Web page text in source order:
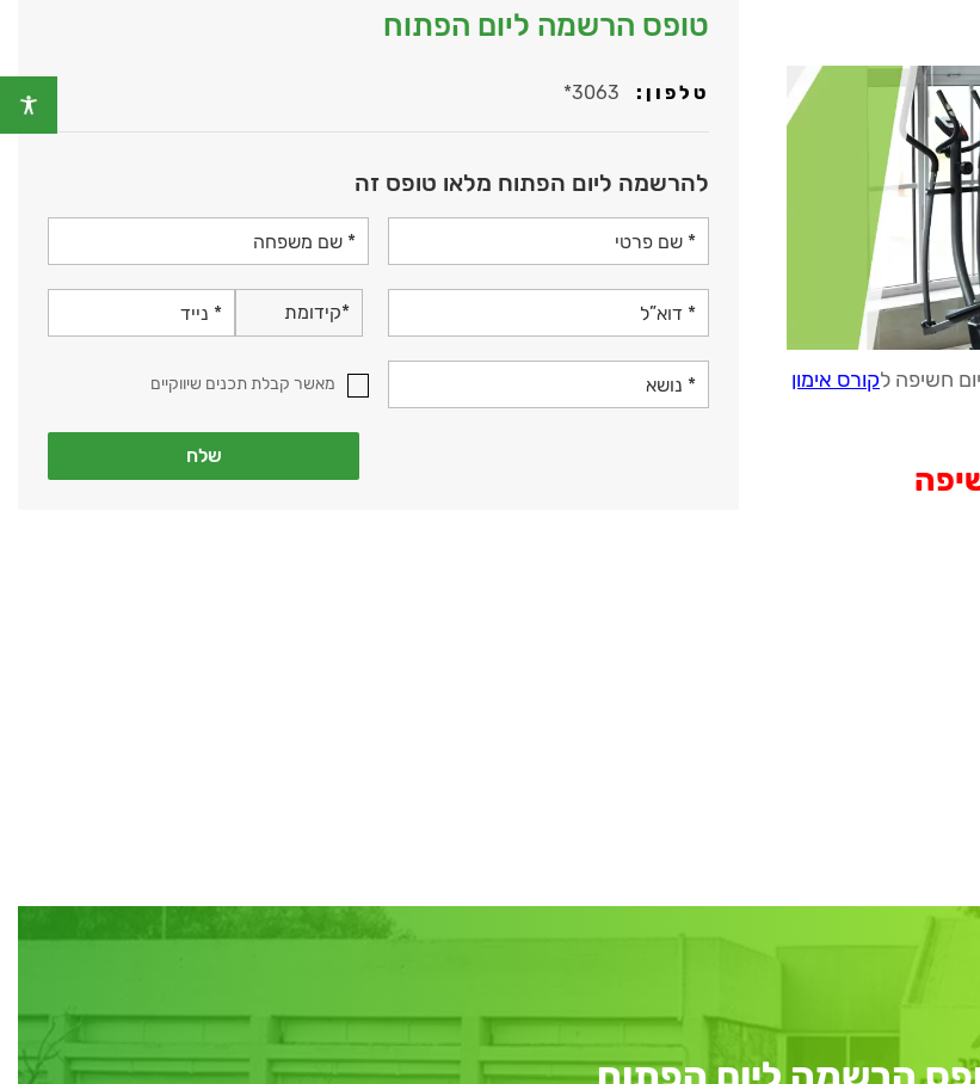
חשיפה לקורס אימון
טופס הרשמה ליום הפתוח
טלפון: *3063
להרשמה ליום הפתוח מלאו טופס זה
מאשר קבלת תכנים שיווקיים
שלח